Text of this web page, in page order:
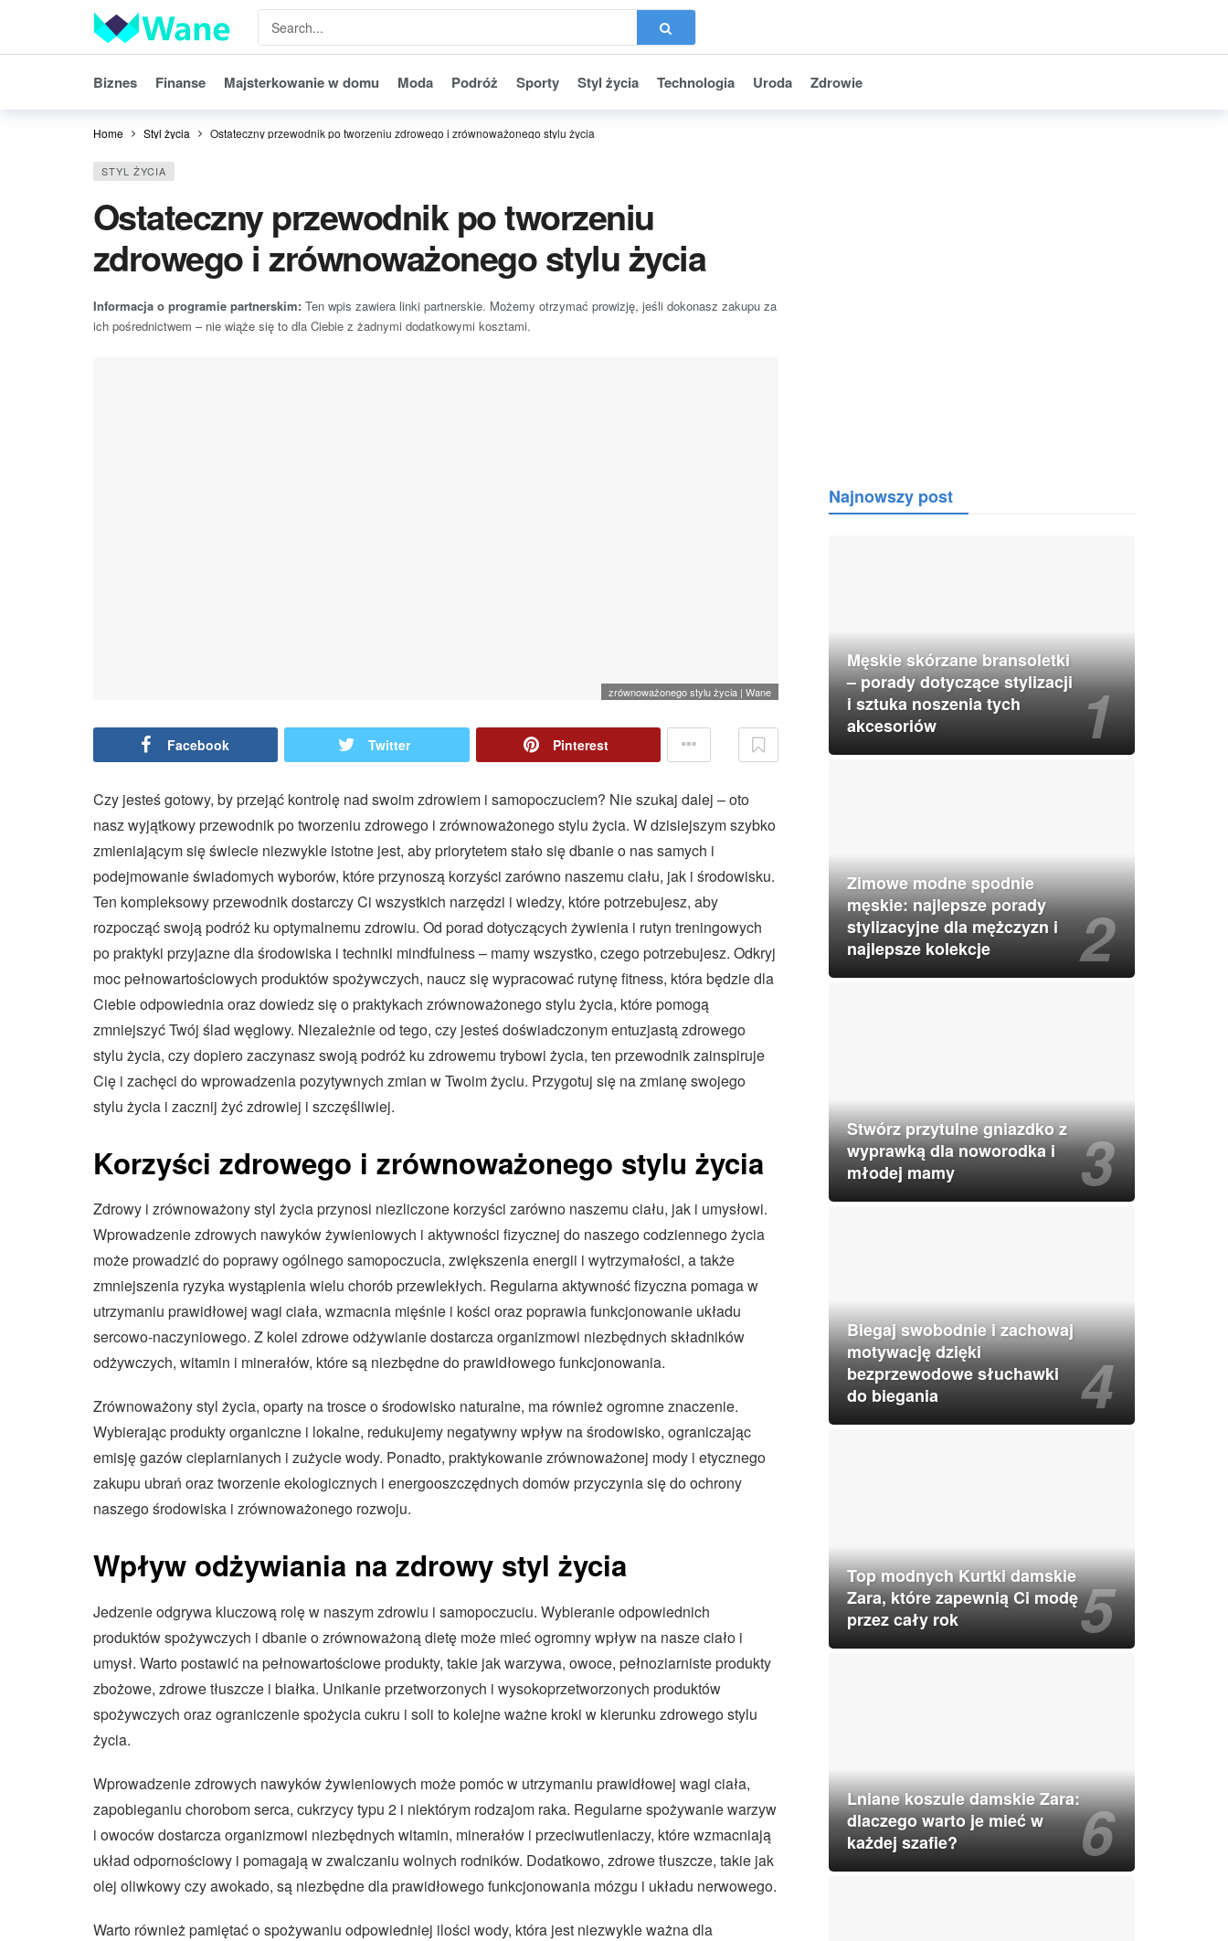
Biznes Finanse Majsterkowanie w domu Moda Podróż Sporty Styl życia Technologia Uroda Zdrowie
Home Styl życia Ostateczny przewodnik po tworzeniu zdrowego i zrównoważonego stylu życia
STYL ŻYCIA
Ostateczny przewodnik po tworzeniu
zdrowego i zrównoważonego stylu życia
Informacja o programie partnerskim: Ten wpis zawiera linki partnerskie. Możemy otrzymać prowizję, jeśli dokonasz zakupu za
ich pośrednictwem – nie wiąże się to dla Ciebie z żadnymi dodatkowymi kosztami.
zrównoważonego stylu życia | Wane
Facebook Twitter Pinterest
Czy jesteś gotowy, by przejąć kontrolę nad swoim zdrowiem i samopoczuciem? Nie szukaj dalej – oto
nasz wyjątkowy przewodnik po tworzeniu zdrowego i zrównoważonego stylu życia. W dzisiejszym szybko
zmieniającym się świecie niezwykle istotne jest, aby priorytetem stało się dbanie o nas samych i
podejmowanie świadomych wyborów, które przynoszą korzyści zarówno naszemu ciału, jak i środowisku.
Ten kompleksowy przewodnik dostarczy Ci wszystkich narzędzi i wiedzy, które potrzebujesz, aby
rozpocząć swoją podróż ku optymalnemu zdrowiu. Od porad dotyczących żywienia i rutyn treningowych
po praktyki przyjazne dla środowiska i techniki mindfulness – mamy wszystko, czego potrzebujesz. Odkryj
moc pełnowartościowych produktów spożywczych, naucz się wypracować rutynę fitness, która będzie dla
Ciebie odpowiednia oraz dowiedz się o praktykach zrównoważonego stylu życia, które pomogą
zmniejszyć Twój ślad węglowy. Niezależnie od tego, czy jesteś doświadczonym entuzjastą zdrowego
stylu życia, czy dopiero zaczynasz swoją podróż ku zdrowemu trybowi życia, ten przewodnik zainspiruje
Cię i zachęci do wprowadzenia pozytywnych zmian w Twoim życiu. Przygotuj się na zmianę swojego
stylu życia i zacznij żyć zdrowiej i szczęśliwiej.
Korzyści zdrowego i zrównoważonego stylu życia
Zdrowy i zrównoważony styl życia przynosi niezliczone korzyści zarówno naszemu ciału, jak i umysłowi.
Wprowadzenie zdrowych nawyków żywieniowych i aktywności fizycznej do naszego codziennego życia
może prowadzić do poprawy ogólnego samopoczucia, zwiększenia energii i wytrzymałości, a także
zmniejszenia ryzyka wystąpienia wielu chorób przewlekłych. Regularna aktywność fizyczna pomaga w
utrzymaniu prawidłowej wagi ciała, wzmacnia mięśnie i kości oraz poprawia funkcjonowanie układu
sercowo-naczyniowego. Z kolei zdrowe odżywianie dostarcza organizmowi niezbędnych składników
odżywczych, witamin i minerałów, które są niezbędne do prawidłowego funkcjonowania.
Zrównoważony styl życia, oparty na trosce o środowisko naturalne, ma również ogromne znaczenie.
Wybierając produkty organiczne i lokalne, redukujemy negatywny wpływ na środowisko, ograniczając
emisję gazów cieplarnianych i zużycie wody. Ponadto, praktykowanie zrównoważonej mody i etycznego
zakupu ubrań oraz tworzenie ekologicznych i energooszczędnych domów przyczynia się do ochrony
naszego środowiska i zrównoważonego rozwoju.
Wpływ odżywiania na zdrowy styl życia
Jedzenie odgrywa kluczową rolę w naszym zdrowiu i samopoczuciu. Wybieranie odpowiednich
produktów spożywczych i dbanie o zrównoważoną dietę może mieć ogromny wpływ na nasze ciało i
umysł. Warto postawić na pełnowartościowe produkty, takie jak warzywa, owoce, pełnoziarniste produkty
zbożowe, zdrowe tłuszcze i białka. Unikanie przetworzonych i wysokoprzetworzonych produktów
spożywczych oraz ograniczenie spożycia cukru i soli to kolejne ważne kroki w kierunku zdrowego stylu
życia.
Wprowadzenie zdrowych nawyków żywieniowych może pomóc w utrzymaniu prawidłowej wagi ciała,
zapobieganiu chorobom serca, cukrzycy typu 2 i niektórym rodzajom raka. Regularne spożywanie warzyw
i owoców dostarcza organizmowi niezbędnych witamin, minerałów i przeciwutleniaczy, które wzmacniają
układ odpornościowy i pomagają w zwalczaniu wolnych rodników. Dodatkowo, zdrowe tłuszcze, takie jak
olej oliwkowy czy awokado, są niezbędne dla prawidłowego funkcjonowania mózgu i układu nerwowego.
Warto również pamiętać o spożywaniu odpowiedniej ilości wody, która jest niezwykle ważna dla
Najnowszy post
Męskie skórzane bransoletki
– porady dotyczące stylizacji
i sztuka noszenia tych
akcesoriów
Zimowe modne spodnie
męskie: najlepsze porady
stylizacyjne dla mężczyzn i
najlepsze kolekcje
Stwórz przytulne gniazdko z
wyprawką dla noworodka i
młodej mamy
Biegaj swobodnie i zachowaj
motywację dzięki
bezprzewodowe słuchawki
do biegania
Top modnych Kurtki damskie
Zara, które zapewnią Ci modę
przez cały rok
Lniane koszule damskie Zara:
dlaczego warto je mieć w
każdej szafie?